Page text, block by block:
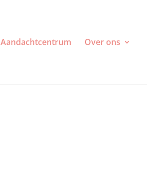
Aandachtcentrum Over ons